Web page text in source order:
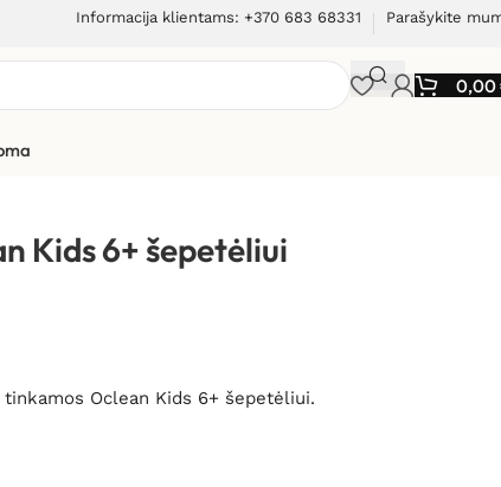
Informacija klientams: +370 683 68331 Parašykite
0,00
galvutės Oclean Kids 6+ šepetėliui (2vnt.)
Kids 6+ šepetėliui
Oclean Kids 6+ šepetėliui.